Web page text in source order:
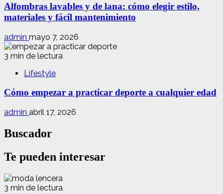
Alfombras lavables y de lana: cómo elegir estilo,
materiales y fácil mantenimiento
admin mayo 7, 2026
3 min de lectura
Lifestyle
Cómo empezar a practicar deporte a cualquier edad
admin abril 17, 2026
Buscador
Te pueden interesar
3 min de lectura